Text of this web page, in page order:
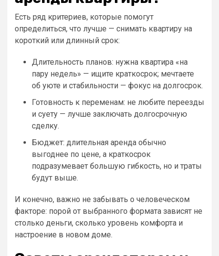
Есть ряд критериев, которые помогут
определиться, что лучше — снимать квартиру на
короткий или длинный срок:
Длительность планов: нужна квартира «на
пару недель» — ищите краткосрок; мечтаете
об уюте и стабильности — фокус на долгосрок.
Готовность к переменам: не любите переезды
и суету — лучше заключать долгосрочную
сделку.
Бюджет: длительная аренда обычно
выгоднее по цене, а краткосрок
подразумевает большую гибкость, но и траты
будут выше.
И конечно, важно не забывать о человеческом
факторе: порой от выбранного формата зависят не
столько деньги, сколько уровень комфорта и
настроение в новом доме.